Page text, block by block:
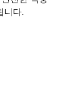
니다.